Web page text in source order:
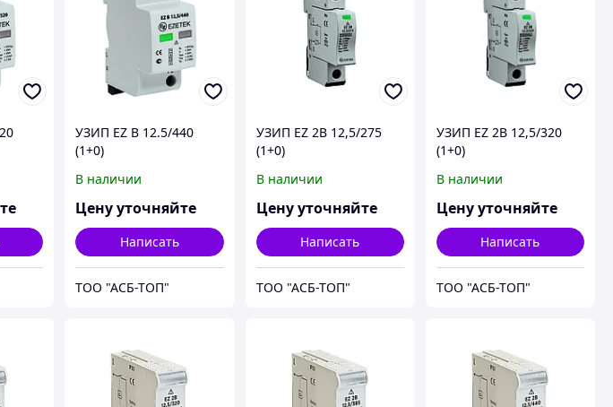
УЗИП EZ B 12.5/440
(1+0)
В наличии
Цену уточняйте
Написать
ТОО "АСБ-ТОП"
УЗИП EZ 2B 12,5/275
(1+0)
В наличии
Цену уточняйте
Написать
ТОО "АСБ-ТОП"
УЗИП EZ 2B 12,5/320
(1+0)
В наличии
Цену уточняйте
Написать
ТОО "АСБ-ТОП"